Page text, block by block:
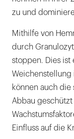
zu und
Mithilfe von
durch
stoppen. Dies ist
Weichenstellung
können auch
Abbau
Einfluss auf die